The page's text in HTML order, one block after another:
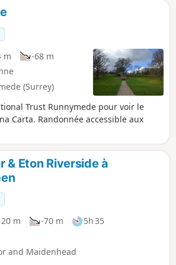
m
-68 m
(Surrey)
Trust Runnymede pour voir le
Carta. Randonnée accessible aux
& Eton Riverside à
m -70 m
5h 35
and Maidenhead